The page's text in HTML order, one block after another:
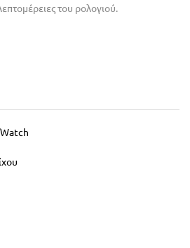
του ρολογιού.